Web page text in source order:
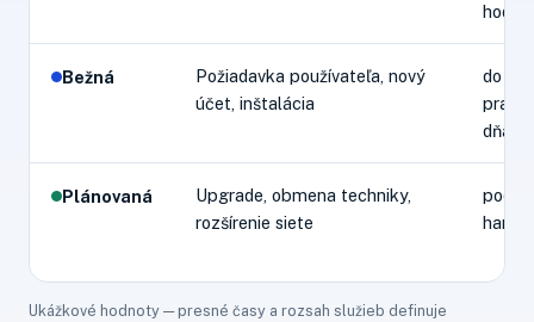
hodín
Bežná
Požiadavka používateľa, nový
účet, inštalácia
do 1
dňa
Plánovaná
Upgrade, obmena techniky,
rozšírenie siete
podľa
Ukážkové hodnoty — presné časy a rozsah služieb definuje